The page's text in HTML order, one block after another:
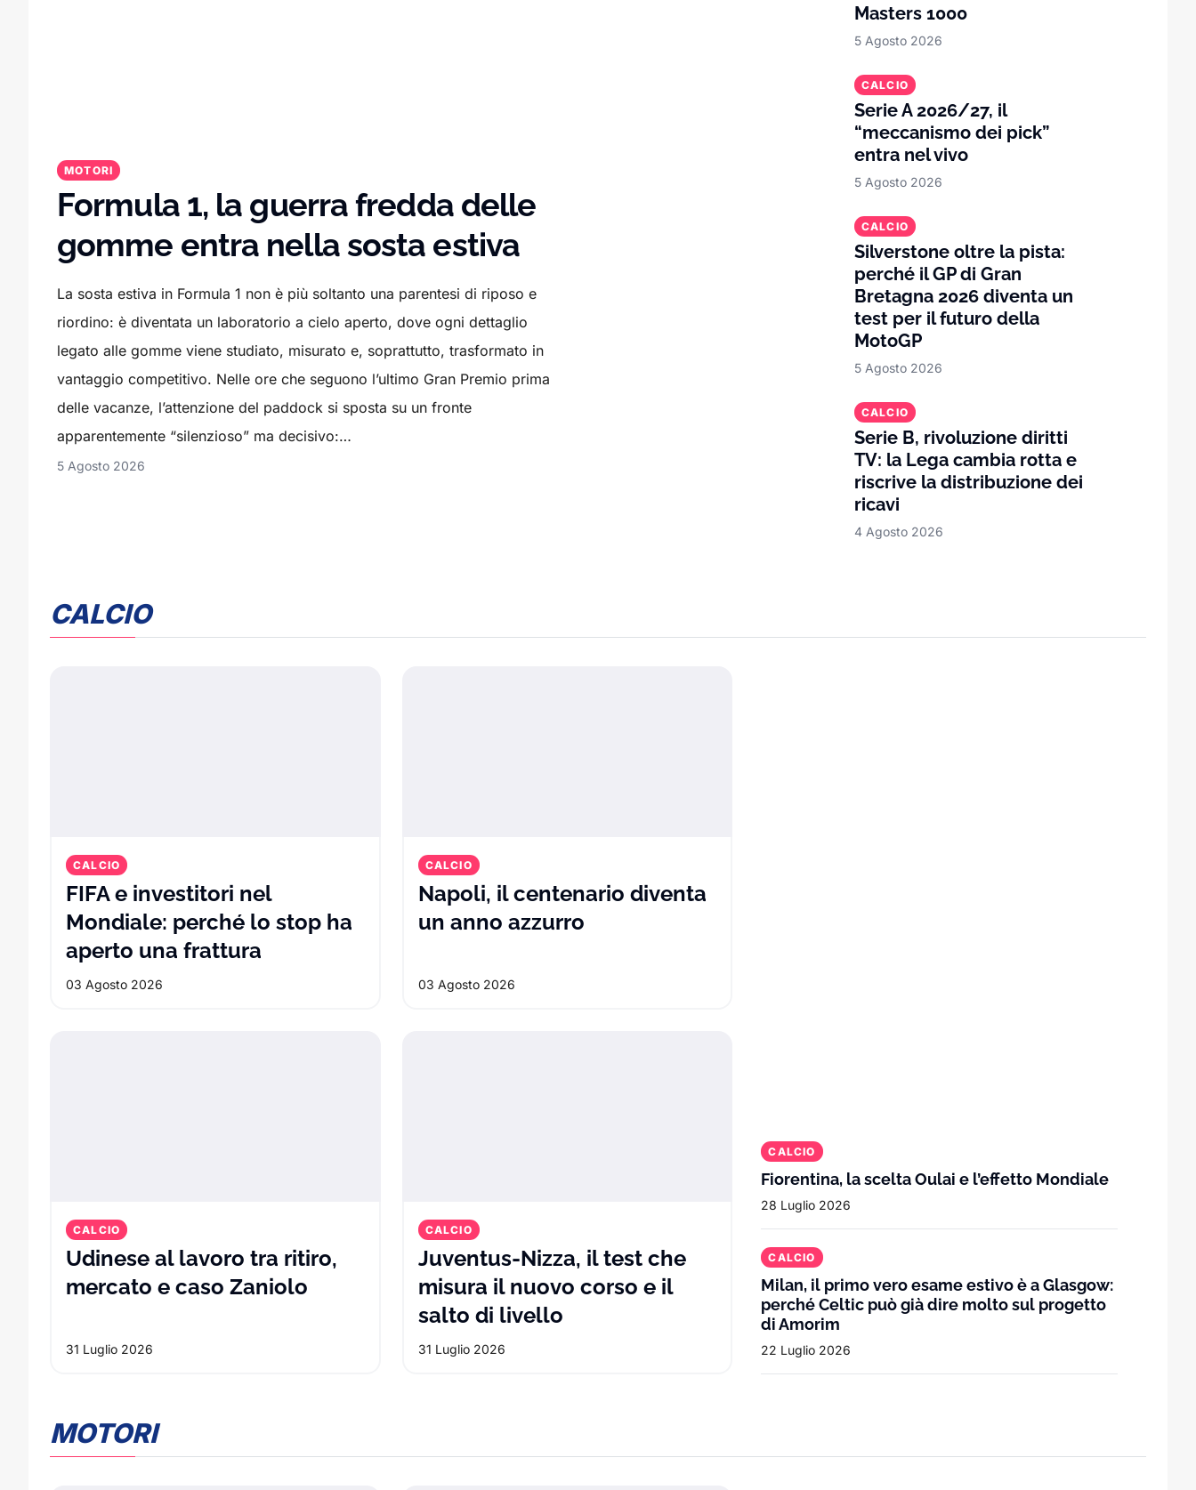
MOTORI
Formula 1, la guerra fredda delle
gomme entra nella sosta estiva
La sosta estiva in Formula 1 non è più soltanto una parentesi di riposo e
riordino: è diventata un laboratorio a cielo aperto, dove ogni dettaglio
legato alle gomme viene studiato, misurato e, soprattutto, trasformato in
vantaggio competitivo. Nelle ore che seguono l’ultimo Gran Premio prima
delle vacanze, l’attenzione del paddock si sposta su un fronte
apparentemente “silenzioso” ma decisivo:…
5 Agosto 2026
Masters 1000
5 Agosto 2026
CALCIO
Serie A 2026/27, il
“meccanismo dei pick”
entra nel vivo
5 Agosto 2026
CALCIO
Silverstone oltre la pista:
perché il GP di Gran
Bretagna 2026 diventa un
test per il futuro della
MotoGP
5 Agosto 2026
CALCIO
Serie B, rivoluzione diritti
TV: la Lega cambia rotta e
riscrive la distribuzione dei
ricavi
4 Agosto 2026
CALCIO
CALCIO
FIFA e investitori nel
Mondiale: perché lo stop ha
aperto una frattura
03 Agosto 2026
CALCIO
Napoli, il centenario diventa
un anno azzurroNapoli, il centenario diventa un anno azzurro
03 Agosto 2026
CALCIO
Udinese al lavoro tra ritiro,
mercato e caso Zaniolo Udinese al lavoro tra ritiro, mercato e caso Zaniolo
31 Luglio 2026
CALCIO
Juventus-Nizza, il test che
misura il nuovo corso e il
salto di livelloJuventus-Nizza, il test che misura il nuovo corso e il salto di
31 Luglio 2026
CALCIO
Fiorentina, la scelta Oulai e l’effetto Mondiale
28 Luglio 2026
CALCIO
Milan, il primo vero esame estivo è a Glasgow:
perché Celtic può già dire molto sul progetto
di Amorim
22 Luglio 2026
MOTORI